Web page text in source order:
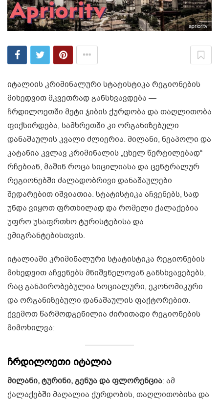
aprioritv
იტალიის კრიმინალური სტატისტიკა რეგიონების
მიხედვით მკვეთრად განსხვავდება —
ჩრდილოეთში მეტი ჯიბის ქურდობა და თაღლითობა
ფიქსირდება, სამხრეთში კი ორგანიზებული
დანაშაულის კვალი ძლიერია. მილანი, ნეაპოლი და
კატანია კვლავ კრიმინალის „ცხელ წერტილებად“
რჩებიან, მაშინ როცა სიცილიასა და ცენტრალურ
რეგიონებში ძალადობრივი დანაშაულები
შედარებით იშვიათია. სტატისტიკა აჩვენებს, სად
უნდა ვიყოთ ფრთხილად და რომელი ქალაქებია
უფრო უსაფრთხო ტურისტებისა და
ემიგრანტებისთვის.
იტალიაში კრიმინალური სტატისტიკა რეგიონების
მიხედვით აჩვენებს მნიშვნელოვან განსხვავებებს,
რაც განპირობებულია სოციალური, ეკონომიკური
და ორგანიზებული დანაშაულის ფაქტორებით.
ქვემოთ წარმოდგენილია ძირითადი რეგიონების
მიმოხილვა:
ჩრდილოეთი იტალია
მილანი, ტურინი, გენუა და ფლორენცია: ამ
ქალაქებში მაღალია ქურდობის, თაღლითობისა და